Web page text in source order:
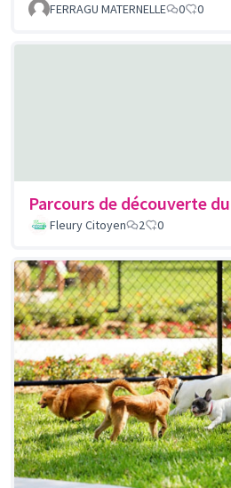
FERRAGU MATERNELLE 0 0
Parcours de découverte
Fleury Citoyen 2 0